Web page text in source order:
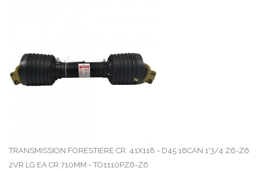
TRANSMISSION FORESTIERE CR. 41X118 - D45 16CAN 1'3/4 Z6-Z6
2VR LG EA CR 710MM - TO1110PZ6-Z6